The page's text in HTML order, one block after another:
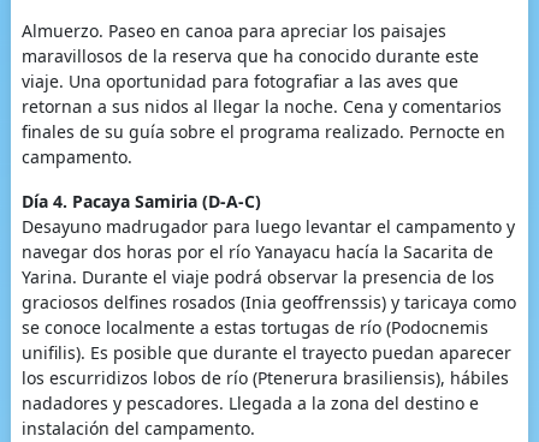
Almuerzo. Paseo en canoa para apreciar los paisajes
maravillosos de la reserva que ha conocido durante este
viaje. Una oportunidad para fotografiar a las aves que
retornan a sus nidos al llegar la noche. Cena y comentarios
finales de su guía sobre el programa realizado. Pernocte en
campamento.
Día 4. Pacaya Samiria (D-A-C)
Desayuno madrugador para luego levantar el campamento y
navegar dos horas por el río Yanayacu hacía la Sacarita de
Yarina. Durante el viaje podrá observar la presencia de los
graciosos delfines rosados (Inia geoffrenssis) y taricaya como
se conoce localmente a estas tortugas de río (Podocnemis
unifilis). Es posible que durante el trayecto puedan aparecer
los escurridizos lobos de río (Ptenerura brasiliensis), hábiles
nadadores y pescadores. Llegada a la zona del destino e
instalación del campamento.